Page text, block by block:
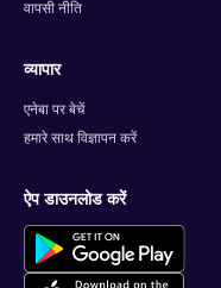
वापसी नीति
व्यापार
एनेबा पर बेचें
हमारे साथ विज्ञापन करें
ऐप डाउनलोड करें